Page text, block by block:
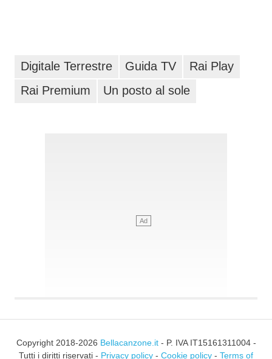
Digitale Terrestre Guida TV
Rai Play
Rai Premium
Un posto al sole
Copyright 2018-2026 Bellacanzone.it- P. IVA IT15161311004 -
Tutti i diritti riservati - Privacy policy - Cookie policy - Terms of